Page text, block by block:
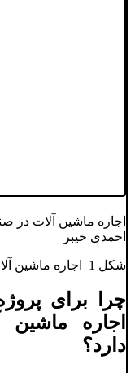
اجاره ماشین آلات در
احمدی خیبر
شکل 1 اجاره ماشین آلات در صنایع عمرانی
چرا برای
اجاره
دارد؟